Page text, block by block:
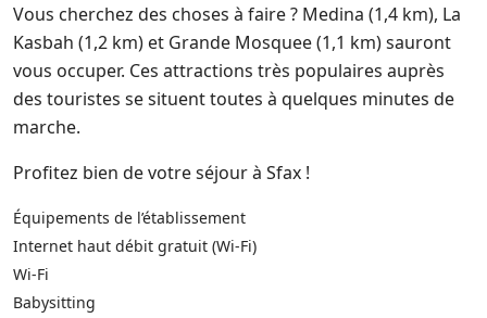
Vous cherchez des choses à faire ? Medina (1,4 km), La
Kasbah (1,2 km) et Grande Mosquee (1,1 km) sauront
vous occuper. Ces attractions très populaires auprès
des touristes se situent toutes à quelques minutes de
marche.
Profitez bien de votre séjour à Sfax !
Équipements de l’établissement
Internet haut débit gratuit (Wi-Fi)
Wi-Fi
Babysitting